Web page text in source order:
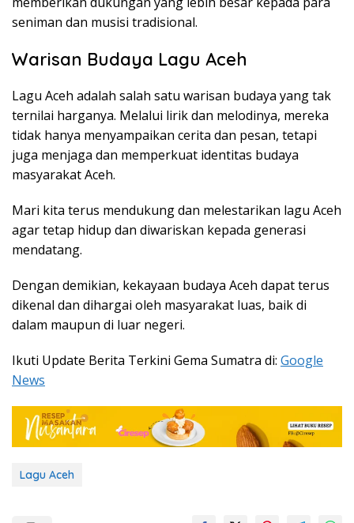
seniman dan musisi tradisional.
Warisan Budaya Lagu Aceh
Lagu Aceh adalah salah satu warisan budaya yang tak
ternilai harganya. Melalui lirik dan melodinya, mereka
tidak hanya menyampaikan cerita dan pesan, tetapi
juga menjaga dan memperkuat identitas budaya
masyarakat Aceh.
Mari kita terus mendukung dan melestarikan lagu Aceh
agar tetap hidup dan diwariskan kepada generasi
mendatang.
Dengan demikian, kekayaan budaya Aceh dapat terus
dikenal dan dihargai oleh masyarakat luas, baik di
dalam maupun di luar negeri.
Ikuti Update Berita Terkini Gema Sumatra di: Google
News
Lagu Aceh